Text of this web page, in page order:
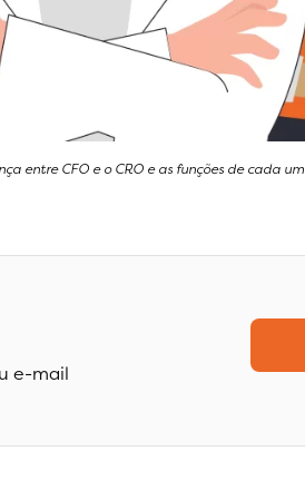
entre CFO e o CRO e as funções de cada um
e-mail